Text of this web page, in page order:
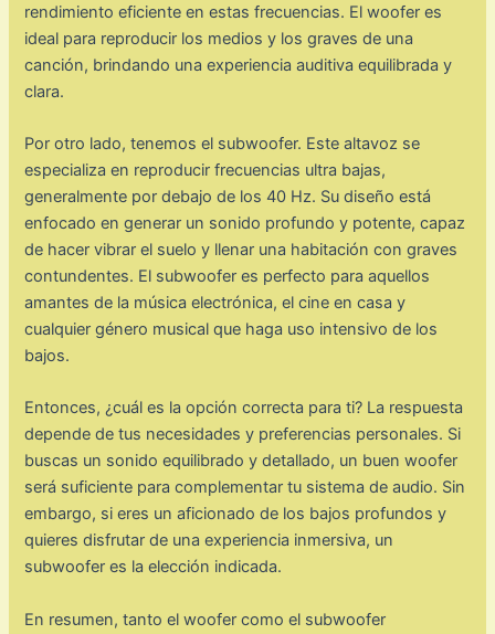
rendimiento eficiente en estas frecuencias. El woofer es
ideal para reproducir los medios y los graves de una
canción, brindando una experiencia auditiva equilibrada y
clara.
Por otro lado, tenemos el subwoofer. Este altavoz se
especializa en reproducir frecuencias ultra bajas,
generalmente por debajo de los 40 Hz. Su diseño está
enfocado en generar un sonido profundo y potente, capaz
de hacer vibrar el suelo y llenar una habitación con graves
contundentes. El subwoofer es perfecto para aquellos
amantes de la música electrónica, el cine en casa y
cualquier género musical que haga uso intensivo de los
bajos.
Entonces, ¿cuál es la opción correcta para ti? La respuesta
depende de tus necesidades y preferencias personales. Si
buscas un sonido equilibrado y detallado, un buen woofer
será suficiente para complementar tu sistema de audio. Sin
embargo, si eres un aficionado de los bajos profundos y
quieres disfrutar de una experiencia inmersiva, un
subwoofer es la elección indicada.
En resumen, tanto el woofer como el subwoofer